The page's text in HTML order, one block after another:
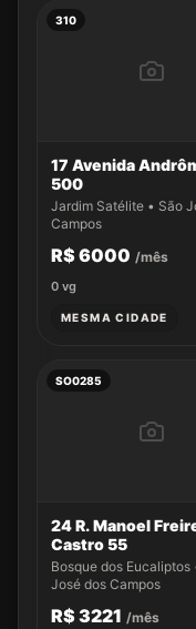
310
17 Avenida
500
Jardim Satélite • São
Campos
R$ 6000 /mês
0 vg
MESMA CIDADE
SO0285
24 R. Manoel
Castro 55
Bosque dos Eucaliptos
José dos Campos
R$ 3221 /mês